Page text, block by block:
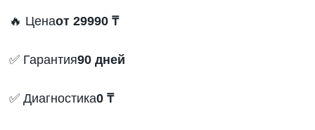
🔥 Ценаот 29990 ₸
✅ Гарантия90 дней
✅ Диагностика0 ₸